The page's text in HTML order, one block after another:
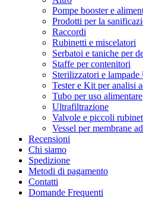
Pompe booster e
Prodotti per la
Raccordi
Rubinetti e miscelatori
Serbatoi e taniche per
Staffe per contenitori
Sterilizzatori e
Tester e Kit per analisi
Tubo per uso alimentare
Ultrafiltrazione
Valvole e piccoli
Vessel per membrane
Recensioni
Chi siamo
Spedizione
Metodi di pagamento
Contatti
Domande Frequenti